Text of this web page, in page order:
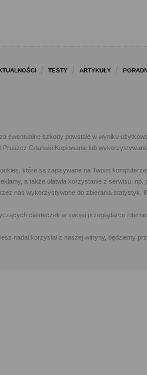
TESTY ARTYKUŁY
ewentualne szkody powstałe w wyniku
Pruszcz Gdański Kopiowanie lub
które są zapisywane na Twoim
a także ułatwia korzystanie z serwisu,
nas wykorzystywane do zbierania statystyk.
ciasteczek w swojej przeglądarce
nadal korzystał z naszej witryny, będziemy